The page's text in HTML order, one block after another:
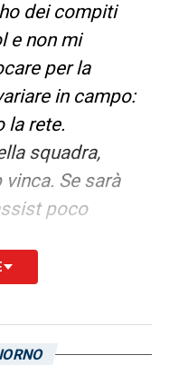
dei compiti
e non mi
per la
in campo:
la rete.
squadra,
Se sarà
poco